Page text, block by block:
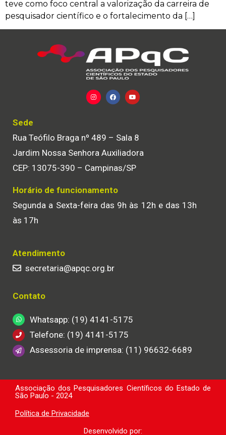
teve como foco central a valorização da carreira de
pesquisador científico e o fortalecimento da […]
Sede
Rua Teófilo Braga nº 489 – Sala 8
Jardim Nossa Senhora Auxiliadora
CEP: 13075-390 – Campinas/SP
Horário de funcionamento
Segunda a Sexta-feira das 9h às 12h e das 13h
às 17h
Atendimento
secretaria@apqc.org.br
Contato
Whatsapp: (19) 4141-5175
Telefone: (19) 4141-5175
Assessoria de imprensa: (11) 96632-6689
Associação dos Pesquisadores Científicos do Estado de
São Paulo - 2024
Política de Privacidade
Desenvolvido por: